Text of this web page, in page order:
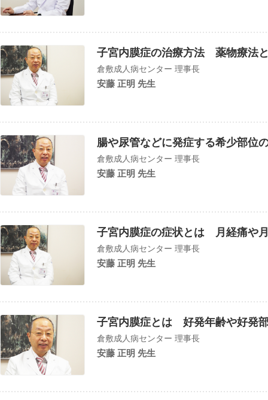
子宮内膜症の治療方法 薬物療法
倉敷成人病センター 理事長
安藤 正明 先生
腸や尿管などに発症する希少部位
倉敷成人病センター 理事長
安藤 正明 先生
子宮内膜症の症状とは 月経痛や
倉敷成人病センター 理事長
安藤 正明 先生
子宮内膜症とは 好発年齢や好発
倉敷成人病センター 理事長
安藤 正明 先生